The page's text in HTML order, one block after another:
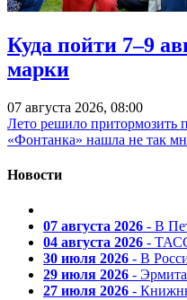
Куда пойти 7–9
марки
07 августа 2026, 08:00
Лето решило притормозить
«Фонтанка» нашла не так
Новости
07 августа 2026 - В
04 августа 2026 -
30 июля 2026 - В
29 июля 2026 -
27 июля 2026 -